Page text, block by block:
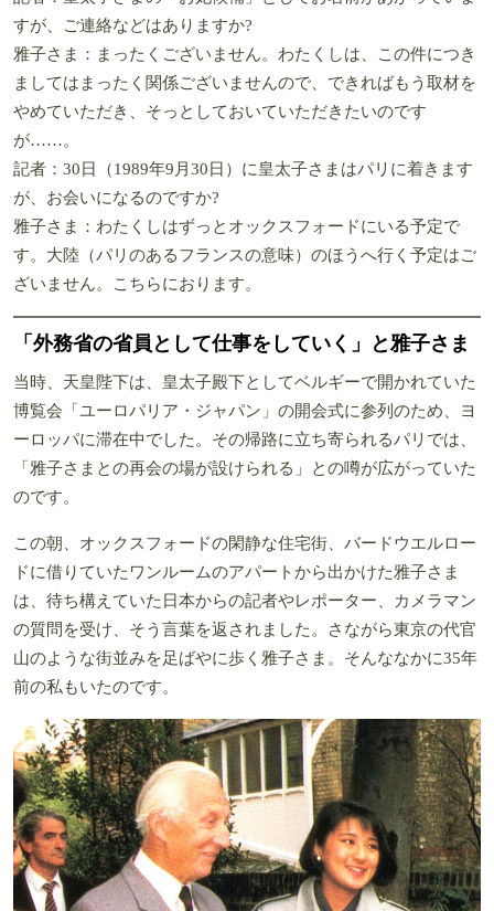
すが、ご連絡などはありますか?
雅子さま：まったくございません。わたくしは、この件につき
ましてはまったく関係ございませんので、できればもう取材を
やめていただき、そっとしておいていただきたいのです
が……。
記者：30日（1989年9月30日）に皇太子さまはパリに着きます
が、お会いになるのですか?
雅子さま：わたくしはずっとオックスフォードにいる予定で
す。大陸（パリのあるフランスの意味）のほうへ行く予定はご
ざいません。こちらにおります。
「外務省の省員として仕事をしていく」と雅子さま
当時、天皇陛下は、皇太子殿下としてベルギーで開かれていた
博覧会「ユーロパリア・ジャパン」の開会式に参列のため、ヨ
ーロッパに滞在中でした。その帰路に立ち寄られるパリでは、
「雅子さまとの再会の場が設けられる」との噂が広がっていた
のです。
この朝、オックスフォードの閑静な住宅街、バードウエルロー
ドに借りていたワンルームのアパートから出かけた雅子さま
は、待ち構えていた日本からの記者やレポーター、カメラマン
の質問を受け、そう言葉を返されました。さながら東京の代官
山のような街並みを足ばやに歩く雅子さま。そんななかに35年
前の私もいたのです。